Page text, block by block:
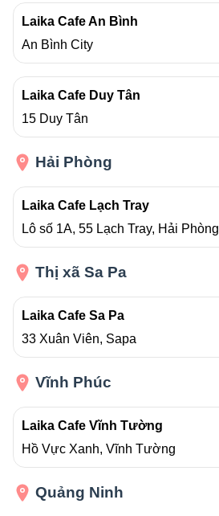
Laika Cafe An Bình
An Bình City
Laika Cafe Duy Tân
15 Duy Tân
Hải Phòng
Laika Cafe Lạch Tray
Lô số 1A, 55 Lạch Tray, Hải Phòng
Thị xã Sa Pa
Laika Cafe Sa Pa
33 Xuân Viên, Sapa
Vĩnh Phúc
Laika Cafe Vĩnh Tường
Hồ Vực Xanh, Vĩnh Tường
Quảng Ninh